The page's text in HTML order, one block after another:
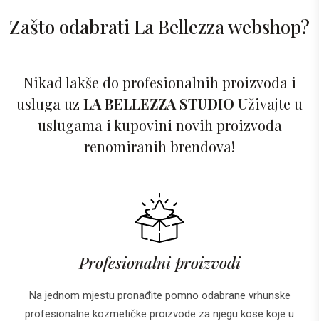
Zašto odabrati La Bellezza webshop?
Nikad lakše do profesionalnih proizvoda i
usluga uz LA BELLEZZA STUDIO Uživajte u
uslugama i kupovini novih proizvoda
renomiranih brendova!
Profesionalni proizvodi
Na jednom mjestu pronađite pomno odabrane vrhunske
profesionalne kozmetičke proizvode za njegu kose koje u